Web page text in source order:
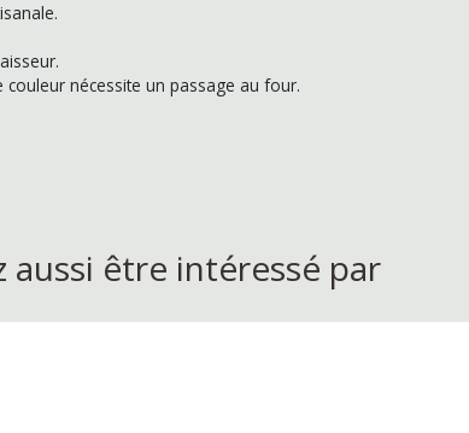
couleur nécessite un passage au four.
aussi être intéressé par